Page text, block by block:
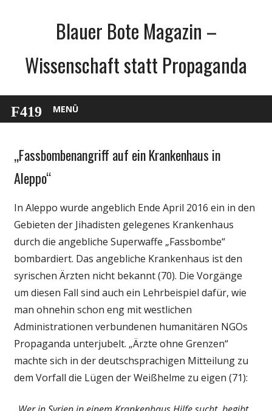
Blauer Bote Magazin –
Wissenschaft statt Propaganda
MENÜ
Gesellschaft
Medien
Politik
Wissenschaft
„Fassbombenangriff auf ein Krankenhaus in
Aleppo“
In Aleppo wurde angeblich Ende April 2016 ein in den
Gebieten der Jihadisten gelegenes Krankenhaus
durch die angebliche Superwaffe „Fassbombe“
bombardiert. Das angebliche Krankenhaus ist den
syrischen Ärzten nicht bekannt (70). Die Vorgänge
um diesen Fall sind auch ein Lehrbeispiel dafür, wie
man ohnehin schon eng mit westlichen
Administrationen verbundenen humanitären NGOs
Propaganda unterjubelt. „Ärzte ohne Grenzen“
machte sich in der deutschsprachigen Mitteilung zu
dem Vorfall die Lügen der Weißhelme zu eigen (71):